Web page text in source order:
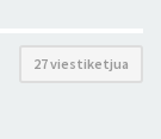
27 viestiketjua